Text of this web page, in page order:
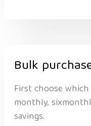
Bulk
First choose
monthly,
savings.